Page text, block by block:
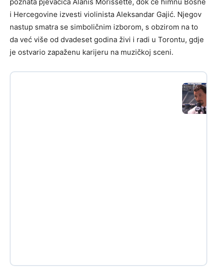
i Hercegovine izvesti violinista Aleksandar Gajić. Njegov
nastup smatra se simboličnim izborom, s obzirom na to
da već više od dvadeset godina živi i radi u Torontu, gdje
je ostvario zapaženu karijeru na muzičkoj sceni.